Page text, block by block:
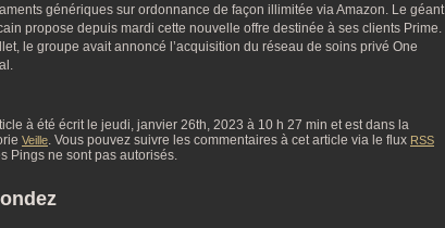
génériques sur ordonnance de façon illimitée via Amazon. Le géant
propose depuis mardi cette nouvelle offre destinée à ses clients Prime.
le groupe avait annoncé l’acquisition du réseau de soins privé One
à été écrit le jeudi, janvier 26th, 2023 à 10 h 27 min et est dans la
Veille. Vous pouvez suivre les commentaires à cet article via le flux RSS
Pings ne sont pas autorisés.